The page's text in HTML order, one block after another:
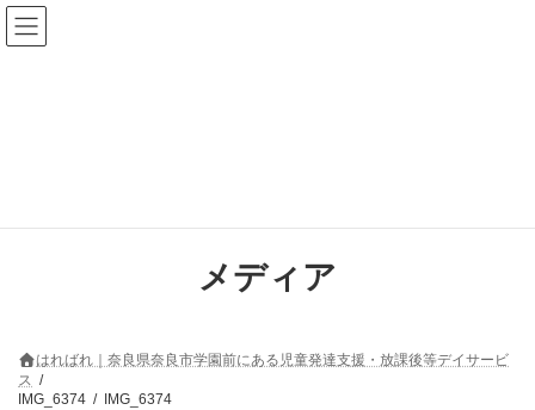
コ
ン
テ
ナ
ビ
ゲ
メディア
はればれ｜奈良県奈良市学園前にある児童発達支援・放課後等デイサービ
ス
IMG_6374
IMG_6374